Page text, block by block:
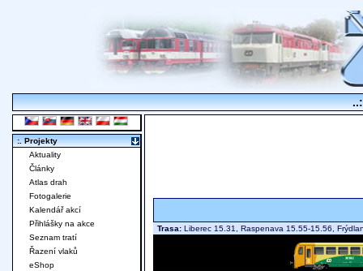
Trasa: Liberec 15.31, Raspenava 15.55-15.56,
:. Projekty
Aktuality
Články
Atlas drah
Fotogalerie
Kalendář akcí
Přihlášky na akce
Seznam tratí
Řazení vlaků
eShop